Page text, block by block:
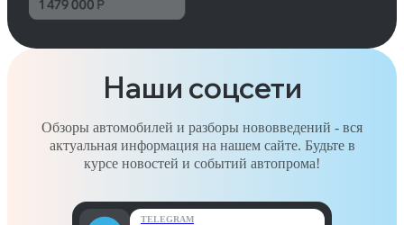
Наши соцсети
Обзоры автомобилей и разборы нововведений - вся
актуальная информация на нашем сайте. Будьте в
курсе новостей и событий автопрома!
TELEGRAM